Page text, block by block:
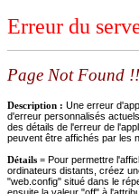
Erreur du
Page Not Found !!
Description : Une erreur
d'erreur personnalisés
des détails de l'erreur de
peuvent être affichés par les
Détails = Pour permettre
ordinateurs distants, créez
"web.config" situé dans le